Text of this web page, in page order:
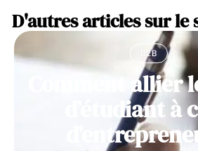
D'autres articles sur le
B2B
Comment allier
d’étudiant à